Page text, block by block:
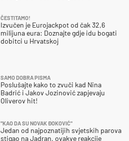
ČESTITAMO!
Izvučen je Eurojackpot od čak 32,6
milijuna eura: Doznajte gdje idu bogati
dobitci u Hrvatskoj
SAMO DOBRA PISMA
Poslušajte kako to zvuči kad Nina
Badrić i Jakov Jozinović zapjevaju
Oliverov hit!
"KAO DA SU NOVAK ĐOKOVIĆ"
Jedan od najpoznatijih svjetskih parova
stigao na Jadran, ovakve reakcije